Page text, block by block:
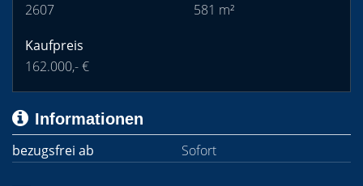
2607
581 m²
Kaufpreis
162.000,- €
Informationen
bezugsfrei ab
Sofort